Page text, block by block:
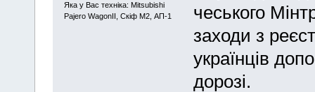
Яка у Вас техніка: Mitsubishi
Pajero WagonII, Скіф М2, АП-1
чеського
заходи з
українців
дорозі.